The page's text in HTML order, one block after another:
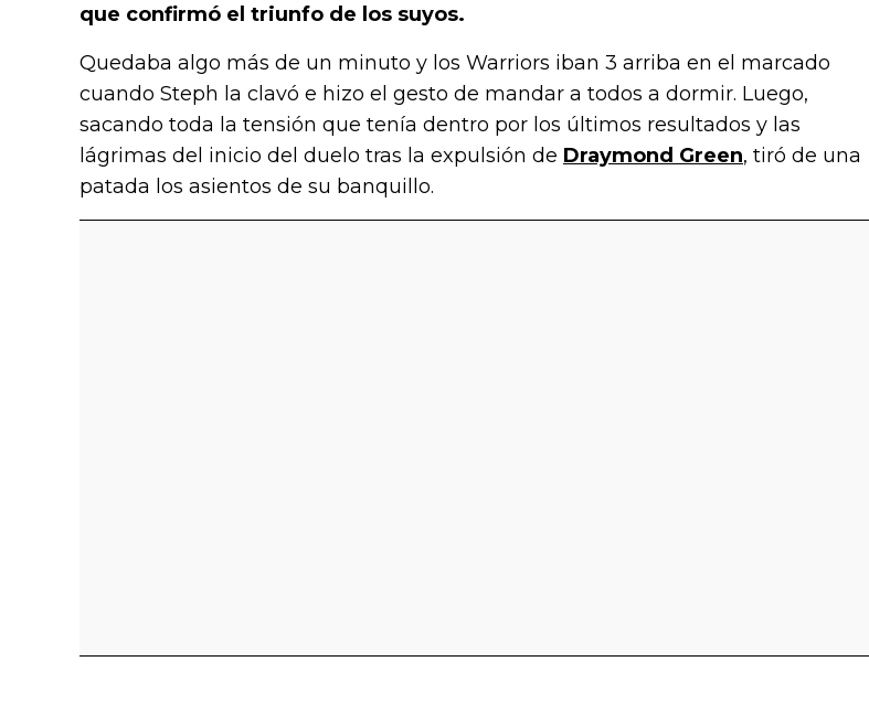
que confirmó el triunfo de los suyos.
Quedaba algo más de un minuto y los Warriors iban 3 arriba en el marcado
cuando Steph la clavó e hizo el gesto de mandar a todos a dormir. Luego,
sacando toda la tensión que tenía dentro por los últimos resultados y las
lágrimas del inicio del duelo tras la expulsión de Draymond Green, tiró de una
patada los asientos de su banquillo.